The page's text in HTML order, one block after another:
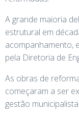
A grande maioria
estrutural em
acompanhamento,
pela Diretoria de
As obras de
começaram a ser
gestão